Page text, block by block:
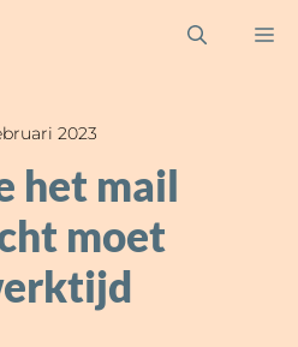
2023
het mail
moet